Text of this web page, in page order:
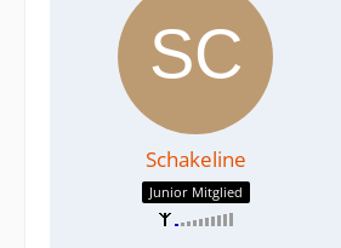
Schakeline
Junior Mitglied